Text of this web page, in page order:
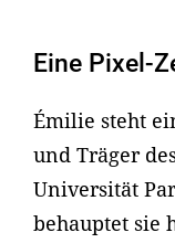
Eine Pixel-
Émilie steht
und Träger
Universität
behauptet sie